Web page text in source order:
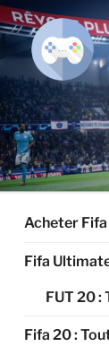
Aller
au
contenu
principal
Acheter
Fifa
FUT 20 :
Fifa 20 :